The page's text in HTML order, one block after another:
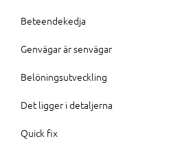
Beteendekedja
Genvägar är senvägar
Belöningsutveckling
Det ligger i detaljerna
Quick fix